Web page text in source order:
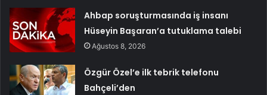
Ahbap soruşturmasında iş insanı
Hüseyin Başaran’a tutuklama talebi
Ağustos 8, 2026
Özgür Özel’e ilk tebrik telefonu
Bahçeli’den